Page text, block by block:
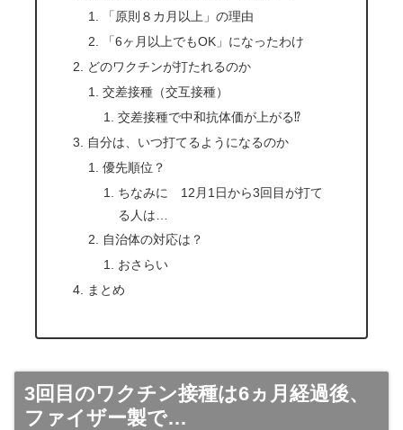
「原則８カ月以上」の理由
「6ヶ月以上でもOK」になったわけ
どのワクチンが打たれるのか
交差接種（交互接種）
交差接種で中和抗体価が上がる⁉
自分は、いつ打てるようになるのか
優先順位？
ちなみに 12月1日から3回目が打て
る人は…
自治体の対応は？
おさらい
まとめ
3回目のワクチン接種は6ヵ月経過後、
ファイザー製で…